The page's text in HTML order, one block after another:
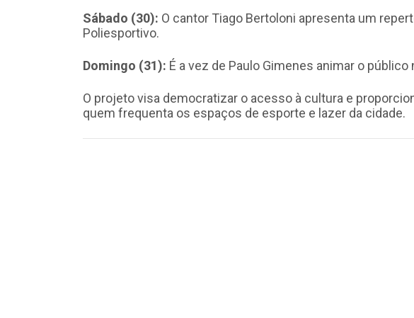
Sábado (30): O cantor Tiago Bertoloni apresenta um
Poliesportivo.
Domingo (31): É a vez de Paulo Gimenes animar o
O projeto visa democratizar o acesso à cultura e
quem frequenta os espaços de esporte e lazer da cidade.